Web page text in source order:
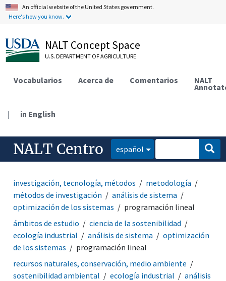
An official website of the United States government.
Here's how you know.
NALT Concept Space
U.S. DEPARTMENT OF AGRICULTURE
Vocabularios Acerca de Comentarios NALT
| in English
NALT Centro español
investigación, tecnología, métodos
metodología
métodos de investigación
análisis de sistema
optimización de los sistemas
programación lineal
ámbitos de estudio
ciencia de la sostenibilidad
ecología industrial
análisis de sistema
optimización
de los sistemas
programación lineal
recursos naturales, conservación, medio ambiente
sostenibilidad ambiental
ecología industrial
análisis